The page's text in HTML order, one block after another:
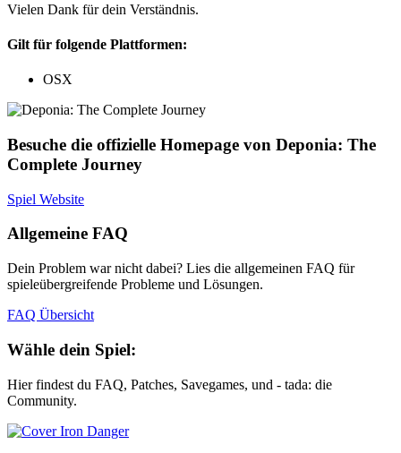
Vielen Dank für dein Verständnis.
Gilt für folgende Plattformen:
OSX
Besuche die offizielle Homepage von Deponia: The
Complete Journey
Spiel Website
Allgemeine FAQ
Dein Problem war nicht dabei? Lies die allgemeinen FAQ für
spieleübergreifende Probleme und Lösungen.
FAQ Übersicht
Wähle dein Spiel:
Hier findest du FAQ, Patches, Savegames, und - tada: die
Community.